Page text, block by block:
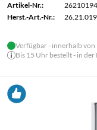
Artikel-Nr.:
26210194
Herst.-Art.-Nr.:
Verfügbar - innerhalb von
Bis 15 Uhr bestellt - in der